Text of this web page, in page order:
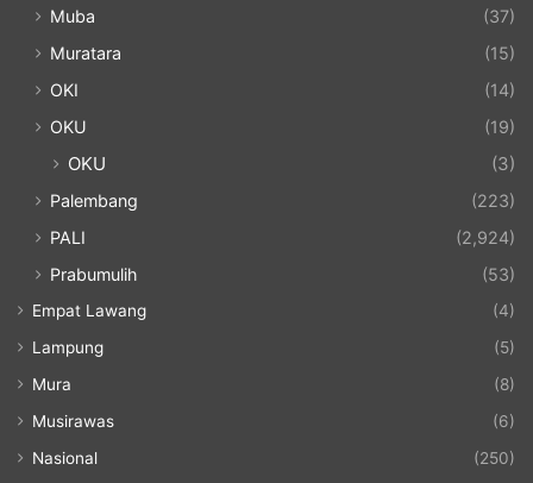
Muba
(37)
Muratara
(15)
OKI
(14)
OKU
(19)
OKU (3)
Palembang
(223)
PALI
(2,924)
Prabumulih
(53)
Empat Lawang
(4)
Lampung
(5)
Mura
(8)
Musirawas
(6)
Nasional
(250)